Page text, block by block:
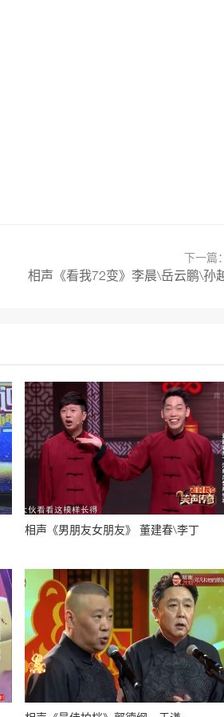
下一篇
相声《看我72变》李晨\岳云鹏\孙
相声《男朋友女朋友》 董建春\李丁